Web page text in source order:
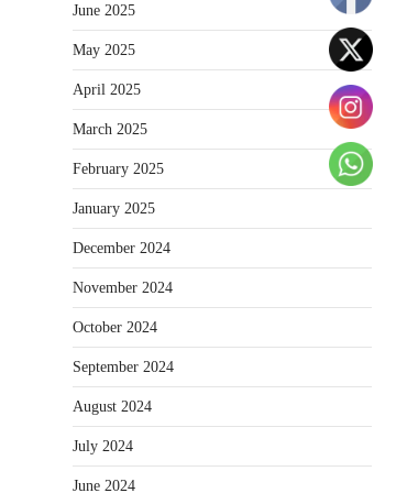
June 2025
May 2025
April 2025
March 2025
February 2025
January 2025
December 2024
November 2024
October 2024
September 2024
August 2024
July 2024
June 2024